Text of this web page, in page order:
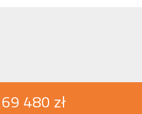
480 zł